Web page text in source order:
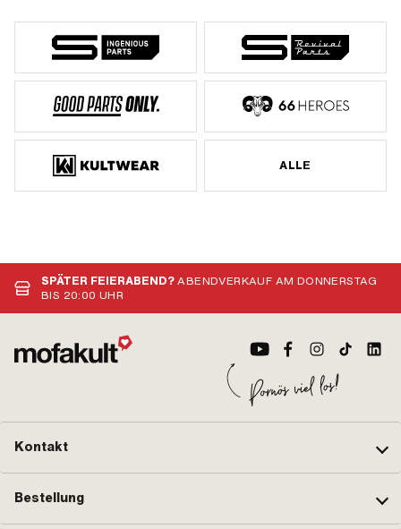
ALLE
SPÄTER FEIERABEND?ABENDVERKAUF AM DONNERSTAG
BIS 20:00 UHR
Kontakt
Bestellung